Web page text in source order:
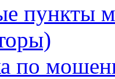
пункты
по